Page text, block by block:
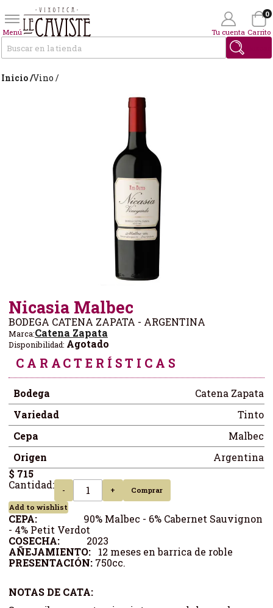
Menú Tu cuenta Carrito
0
Inicio /Vino /
Nicasia Malbec
BODEGA CATENA ZAPATA - ARGENTINA
Marca:Catena Zapata
Disponibilidad: Agotado
CARACTERÍSTICAS
Bodega
Catena Zapata
Variedad
Tinto
Cepa
Malbec
Origen
Argentina
$ 715
Cantidad:
- +
Comprar
Add to wishlist
CEPA: 90% Malbec - 6% Cabernet Sauvignon
- 4% Petit Verdot
COSECHA: 2023
AÑEJAMIENTO: 12 meses en barrica de roble
PRESENTACIÓN: 750cc.
NOTAS DE CATA: